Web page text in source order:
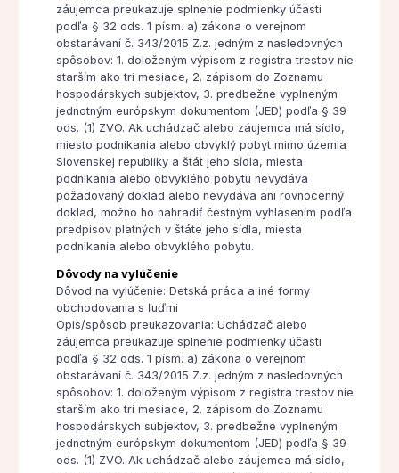
záujemca preukazuje splnenie podmienky účasti
podľa § 32 ods. 1 písm. a) zákona o verejnom
obstarávaní č. 343/2015 Z.z. jedným z nasledovných
spôsobov: 1. doloženým výpisom z registra trestov nie
starším ako tri mesiace, 2. zápisom do Zoznamu
hospodárskych subjektov, 3. predbežne vyplneným
jednotným európskym dokumentom (JED) podľa § 39
ods. (1) ZVO. Ak uchádzač alebo záujemca má sídlo,
miesto podnikania alebo obvyklý pobyt mimo územia
Slovenskej republiky a štát jeho sídla, miesta
podnikania alebo obvyklého pobytu nevydáva
požadovaný doklad alebo nevydáva ani rovnocenný
doklad, možno ho nahradiť čestným vyhlásením podľa
predpisov platných v štáte jeho sídla, miesta
podnikania alebo obvyklého pobytu.
Dôvody na vylúčenie
Dôvod na vylúčenie: Detská práca a iné formy
obchodovania s ľuďmi
Opis/spôsob preukazovania: Uchádzač alebo
záujemca preukazuje splnenie podmienky účasti
podľa § 32 ods. 1 písm. a) zákona o verejnom
obstarávaní č. 343/2015 Z.z. jedným z nasledovných
spôsobov: 1. doloženým výpisom z registra trestov nie
starším ako tri mesiace, 2. zápisom do Zoznamu
hospodárskych subjektov, 3. predbežne vyplneným
jednotným európskym dokumentom (JED) podľa § 39
ods. (1) ZVO. Ak uchádzač alebo záujemca má sídlo,